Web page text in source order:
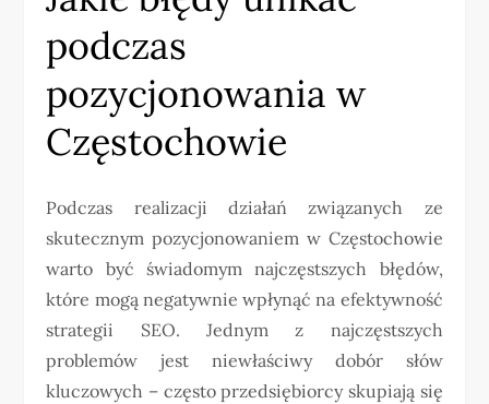
podczas
pozycjonowania w
Częstochowie
Podczas realizacji działań związanych ze
skutecznym pozycjonowaniem w Częstochowie
warto być świadomym najczęstszych błędów,
które mogą negatywnie wpłynąć na efektywność
strategii SEO. Jednym z najczęstszych
problemów jest niewłaściwy dobór słów
kluczowych – często przedsiębiorcy skupiają się